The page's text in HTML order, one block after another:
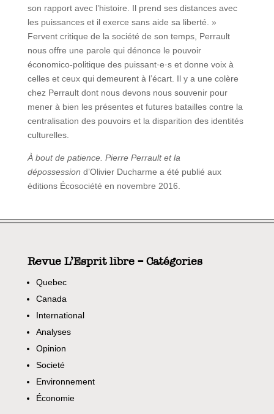
son rapport avec l’histoire. Il prend ses distances avec
les puissances et il exerce sans aide sa liberté. »
Fervent critique de la société de son temps, Perrault
nous offre une parole qui dénonce le pouvoir
économico-politique des puissant·e·s et donne voix à
celles et ceux qui demeurent à l’écart. Il y a une colère
chez Perrault dont nous devons nous souvenir pour
mener à bien les présentes et futures batailles contre la
centralisation des pouvoirs et la disparition des identités
culturelles.
À bout de patience. Pierre Perrault et la
dépossession d’Olivier Ducharme a été publié aux
éditions Écosociété en novembre 2016.
Revue L’Esprit libre – Catégories
Quebec
Canada
International
Analyses
Opinion
Societé
Environnement
Économie